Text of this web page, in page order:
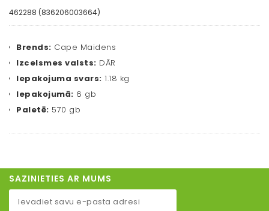
462288 (836206003664)
Brends: Cape Maidens
Izcelsmes valsts: DĀR
Iepakojuma svars: 1.18 kg
Iepakojumā: 6 gb
Paletē: 570 gb
SAZINIETIES AR MUMS